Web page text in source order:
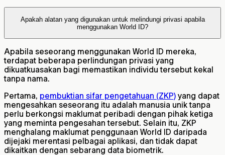
Apakah alatan yang digunakan untuk melindungi privasi apabila
menggunakan World ID?
Apabila seseorang menggunakan World ID mereka,
terdapat beberapa perlindungan privasi yang
dikuatkuasakan bagi memastikan individu tersebut kekal
tanpa nama.
Pertama, pembuktian sifar pengetahuan (ZKP) yang dapat
mengesahkan seseorang itu adalah manusia unik tanpa
perlu berkongsi maklumat peribadi dengan pihak ketiga
yang meminta pengesahan tersebut. Selain itu, ZKP
menghalang maklumat penggunaan World ID daripada
dijejaki merentasi pelbagai aplikasi, dan tidak dapat
dikaitkan dengan sebarang data biometrik.